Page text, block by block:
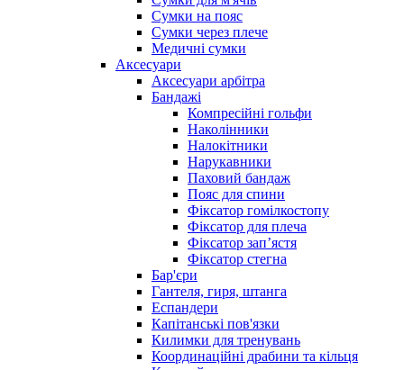
Сумки на пояс
Сумки через плече
Медичні сумки
Аксесуари
Аксесуари арбітра
Бандажі
Компресійні гольфи
Наколінники
Налокітники
Нарукавники
Паховий бандаж
Пояс для спини
Фіксатор гомілкостопу
Фіксатор для плеча
Фіксатор запʼястя
Фіксатор стегна
Бар'єри
Гантеля, гиря, штанга
Еспандери
Капітанські пов'язки
Килимки для тренувань
Координаційні драбини та кільця